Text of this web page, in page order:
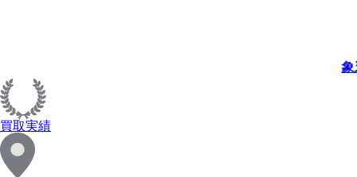
象
買取実績